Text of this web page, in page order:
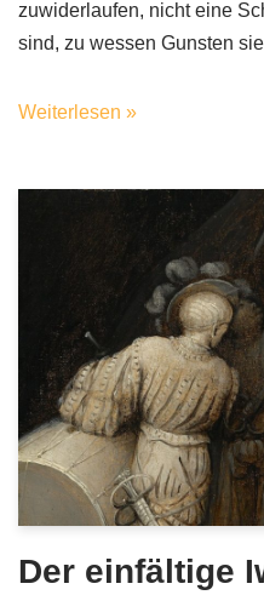
zuwiderlaufen, nicht eine
sind, zu wessen Gunsten
Weiterlesen »
Der einfältige